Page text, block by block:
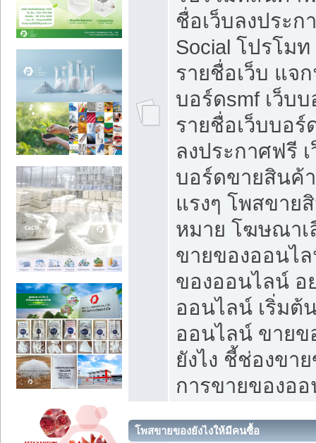
ชื่อเว็บลงประ
Social โปรโม
รายชื่อเว็บ แจ
บอร์ดsmf เว็บ
รายชื่อเว็บบอ
ลงประกาศฟรี
บอร์ดขายสินค้
แรงๆ โพสขาย
หมาย โฆษณาเ
ขายของออนไ
ของออนไลน์ อ
ออนไลน์ เริ่มต้
ออนไลน์ ขายข
ยังไง ชี้ช่องขา
การขายของอ
โพสขายของยังไงให้มีคนซื้อ